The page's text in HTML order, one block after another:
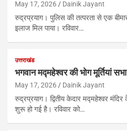
May 17, 2026 Dainik Jayant
रुद्रप्रयाग। पुलिस की तत्परता से एक
इलाज मिल पाया। रविवार…
उत्तराखंड
भगवान मद्महेश्वर की भोग मूर्तियां
May 17, 2026 Dainik Jayant
रुद्रप्रयाग। द्वितीय केदार मद्महेश्वर
शुरू हो गई है। रविवार को…